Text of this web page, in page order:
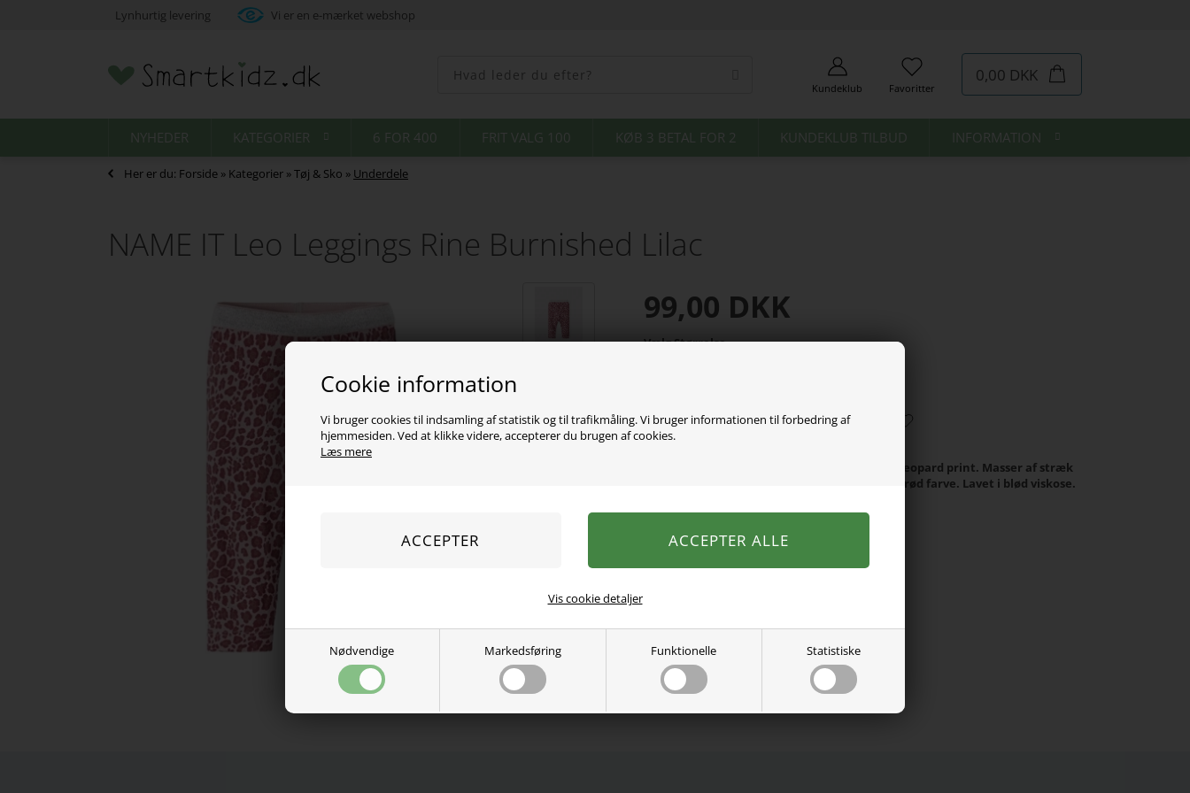
Cookie information
Vi bruger cookies til indsamling af statistik og til trafikmåling. Vi bruger informationen til forbedring af
hjemmesiden. Ved at klikke videre, accepterer du brugen af cookies.
Læs mere
Nødvendige Markedsføring Funktionelle Statistiske
Vis cookie detaljer
Lynhurtig levering Vi er en e-mærket webshop
Kundeklub Favoritter
0,00 DKK
NYHEDER KATEGORIER 6 FOR 400 FRIT VALG 100 KØB 3 BETAL FOR 2 KUNDEKLUB TILBUD INFORMATION
Her er du: Forside » Kategorier »Tøj & Sko » Underdele
NAME IT Leo Leggings Rine Burnished Lilac
99,00 DKK
Vælg Størrelse
Mega seje leggings fra Name It med et skønt leopard print. Masser af stræk
så de sidder godt til uden at klemme. Fed lyserød farve. Lavet i blød viskose.
95% viskose, 5% elastan.
Se mere fraName It